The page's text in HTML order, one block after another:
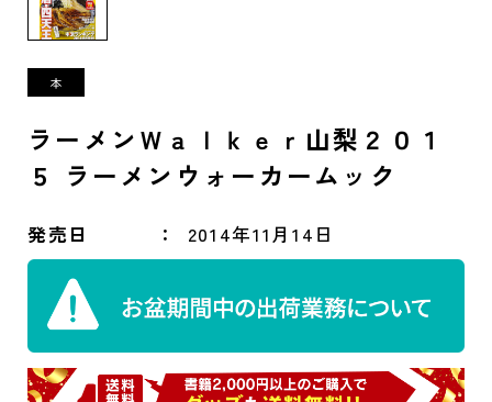
ラーメンＷａｌｋｅｒ山梨２０１
５ ラーメンウォーカームック
発売日 2014年11月14日